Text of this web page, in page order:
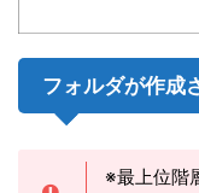
フォルダが作成
※最上位階